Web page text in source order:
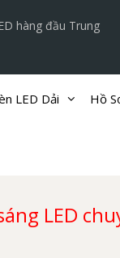
hàng đầu Trung
LED Dải Hồ
LED